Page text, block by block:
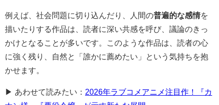
例えば、社会問題に切り込んだり、人間の普遍的な感情を
描いたりする作品は、読者に深い共感を呼び、議論のきっ
かけとなることが多いです。このような作品は、読者の心
に強く残り、自然と「誰かに薦めたい」という気持ちを抱
かせます。
▶ あわせて読みたい： 2026年ラブコメアニメ注目作！『カ